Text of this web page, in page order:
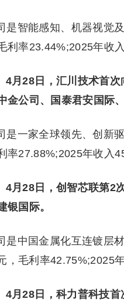
是智能感知、机器视觉
利率23.44%;2025年收
4月28日，汇川技术首
金公司、国泰君安国际
是一家全球领先、创新
率27.88%;2025年收入
4月28日，创智芯联第2
银国际。
是中国金属化互连镀层
，毛利率42.75%;2025
4月28日，科力普科技